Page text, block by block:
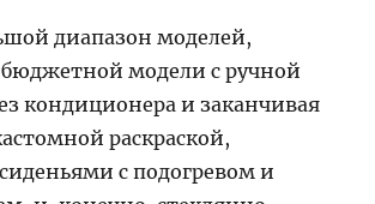
диапазон моделей,
модели с ручной
кондиционера и заканчивая
раскраской,
с подогревом и